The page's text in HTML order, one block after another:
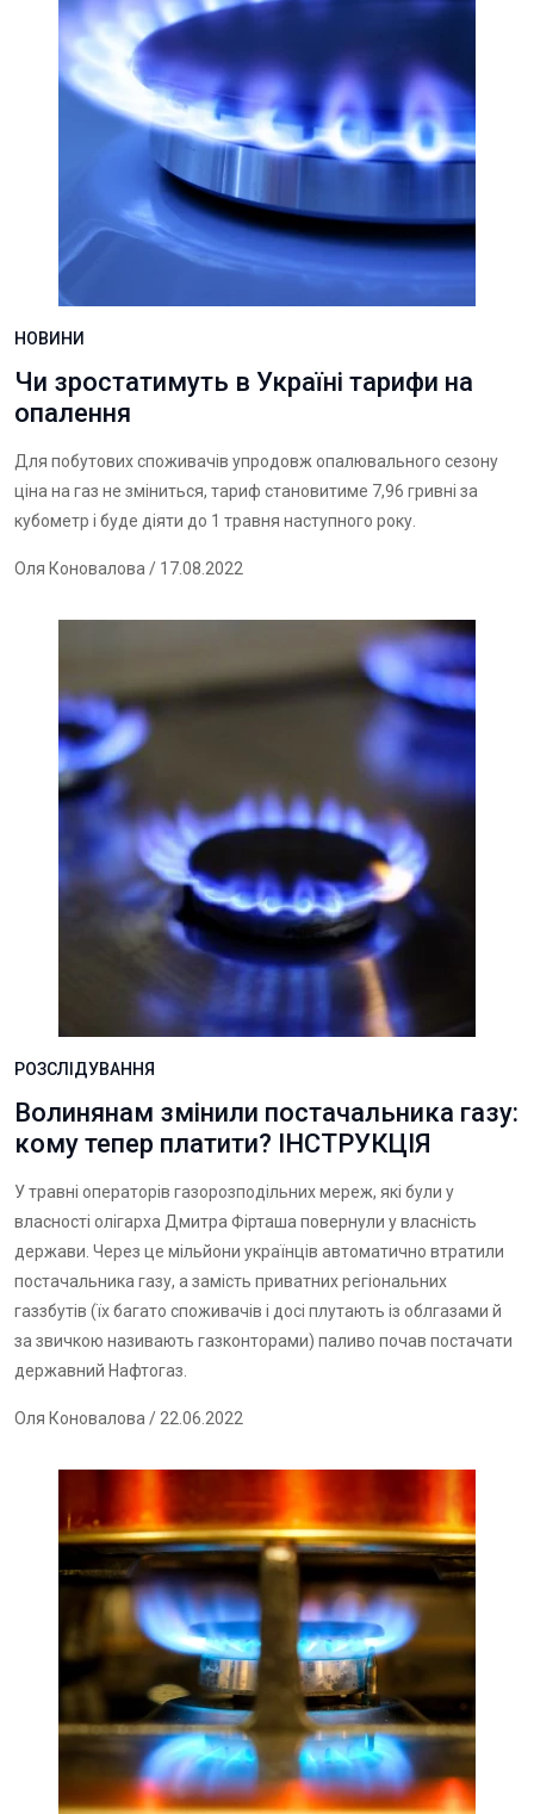
НОВИНИ
Чи зростатимуть в Україні тарифи на
опалення
Для побутових споживачів упродовж опалювального сезону
ціна на газ не зміниться, тариф становитиме 7,96 гривні за
кубометр і буде діяти до 1 травня наступного року.
Оля Коновалова / 17.08.2022
РОЗСЛІДУВАННЯ
Волинянам змінили постачальника газу:
кому тепер платити? ІНСТРУКЦІЯ
У травні операторів газорозподільних мереж, які були у
власності олігарха Дмитра Фірташа повернули у власність
держави. Через це мільйони українців автоматично втратили
постачальника газу, а замість приватних регіональних
газзбутів (їх багато споживачів і досі плутають із облгазами й
за звичкою називають газконторами) паливо почав постачати
державний Нафтогаз.
Оля Коновалова / 22.06.2022